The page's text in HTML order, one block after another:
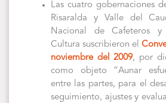
Las cuatro gobernaciones
Risaralda y Valle del
Nacional de Cafeteros
Cultura suscribieron el
noviembre del 2009, por
como objeto “Aunar
entre las partes, para el
seguimiento, ajustes y